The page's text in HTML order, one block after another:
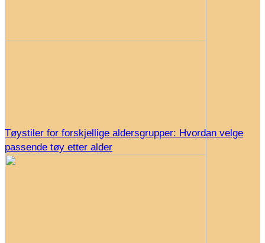
Tøystiler for forskjellige aldersgrupper: Hvordan velge
passende tøy etter alder